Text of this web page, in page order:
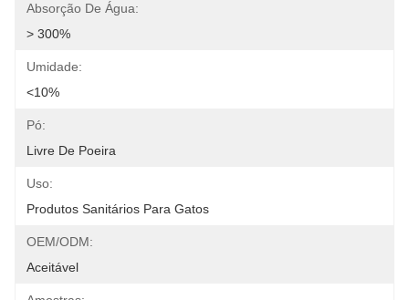
Absorção De Água:
> 300%
Umidade:
<10%
Pó:
Livre De Poeira
Uso:
Produtos Sanitários Para Gatos
OEM/ODM:
Aceitável